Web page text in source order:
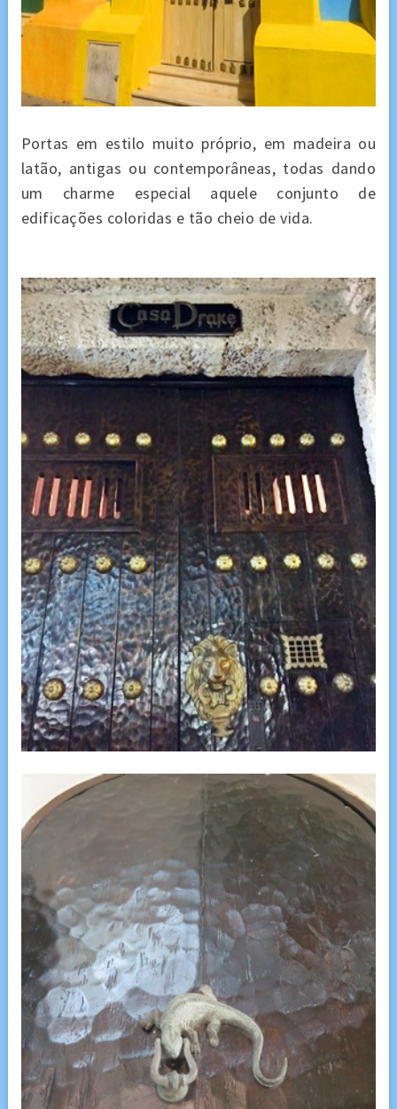
Portas em estilo muito próprio, em madeira ou
latão, antigas ou contemporâneas, todas dando
um charme especial aquele conjunto de
edificações coloridas e tão cheio de vida.